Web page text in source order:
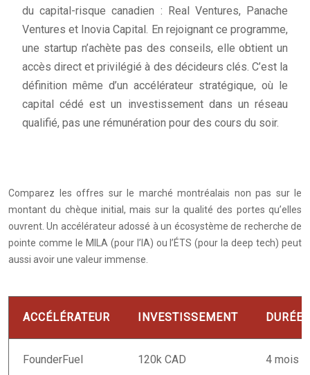
du capital-risque canadien : Real Ventures, Panache
Ventures et Inovia Capital. En rejoignant ce programme,
une startup n’achète pas des conseils, elle obtient un
accès direct et privilégié à des décideurs clés. C’est la
définition même d’un accélérateur stratégique, où le
capital cédé est un investissement dans un réseau
qualifié, pas une rémunération pour des cours du soir.
Comparez les offres sur le marché montréalais non pas sur le
montant du chèque initial, mais sur la qualité des portes qu’elles
ouvrent. Un accélérateur adossé à un écosystème de recherche de
pointe comme le MILA (pour l’IA) ou l’ÉTS (pour la deep tech) peut
aussi avoir une valeur immense.
ACCÉLÉRATEUR INVESTISSEMENT DURÉE
FounderFuel 120k CAD 4 mois